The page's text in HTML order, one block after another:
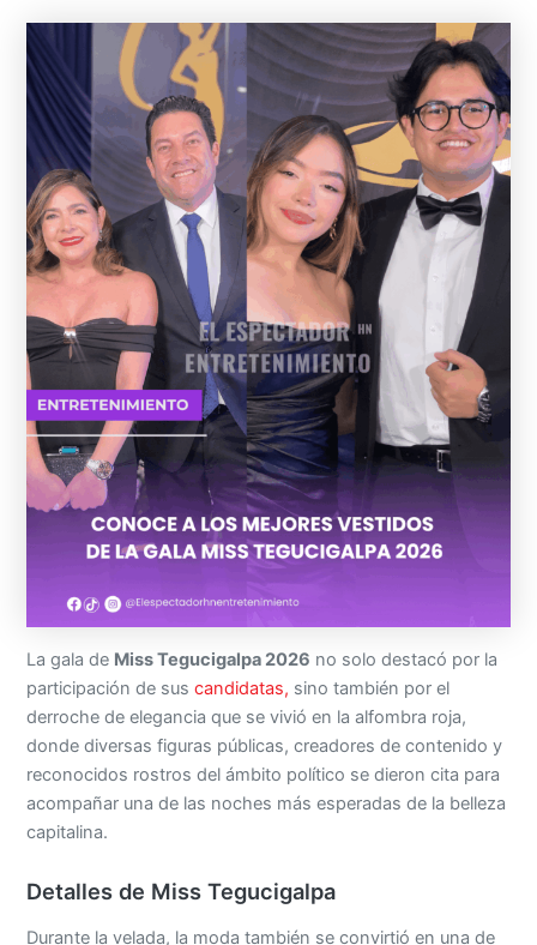
La gala de Miss Tegucigalpa 2026 no solo destacó por la
participación de suscandidatas, sino también por el
derroche de elegancia que se vivió en la alfombra roja,
donde diversas figuras públicas, creadores de contenido y
reconocidos rostros del ámbito político se dieron cita para
acompañar una de las noches más esperadas de la belleza
capitalina.
Detalles de Miss Tegucigalpa
Durante la velada, la moda también se convirtió en una de